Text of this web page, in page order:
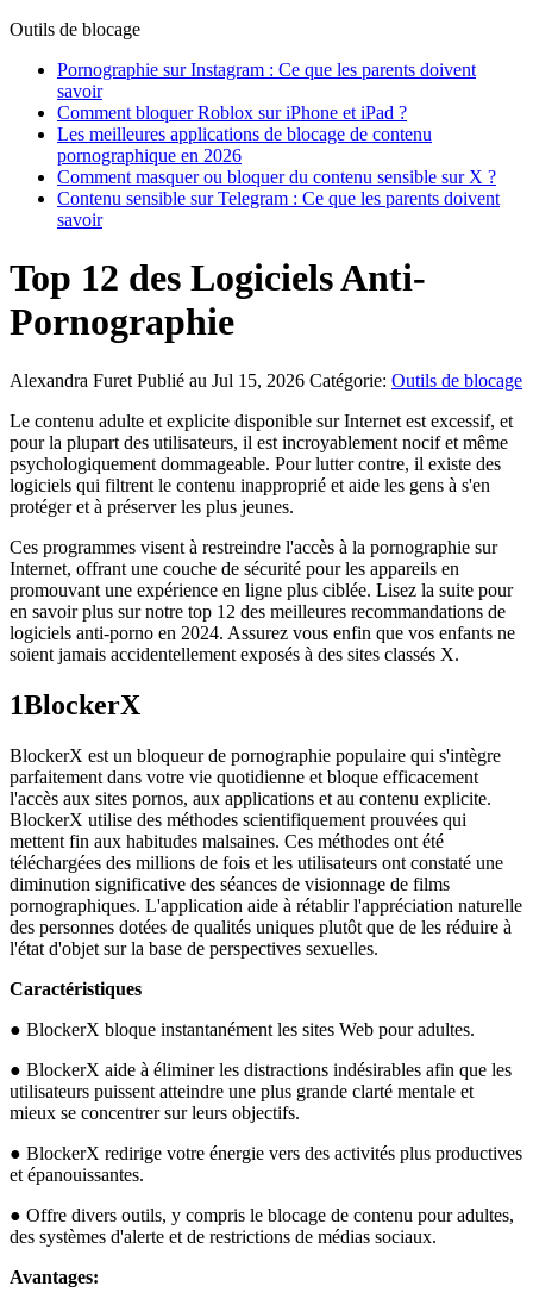
Outils de blocage
Pornographie sur Instagram : Ce que les parents doivent
savoir
Comment bloquer Roblox sur iPhone et iPad ?
Les meilleures applications de blocage de contenu
pornographique en 2026
Comment masquer ou bloquer du contenu sensible sur X ?
Contenu sensible sur Telegram : Ce que les parents doivent
savoir
Top 12 des Logiciels Anti-
Pornographie
Alexandra Furet Publié au Jul 15, 2026 Catégorie: Outils de blocage
Le contenu adulte et explicite disponible sur Internet est excessif, et
pour la plupart des utilisateurs, il est incroyablement nocif et même
psychologiquement dommageable. Pour lutter contre, il existe des
logiciels qui filtrent le contenu inapproprié et aide les gens à s'en
protéger et à préserver les plus jeunes.
Ces programmes visent à restreindre l'accès à la pornographie sur
Internet, offrant une couche de sécurité pour les appareils en
promouvant une expérience en ligne plus ciblée. Lisez la suite pour
en savoir plus sur notre top 12 des meilleures recommandations de
logiciels anti-porno en 2024. Assurez vous enfin que vos enfants ne
soient jamais accidentellement exposés à des sites classés X.
1BlockerX
BlockerX est un bloqueur de pornographie populaire qui s'intègre
parfaitement dans votre vie quotidienne et bloque efficacement
l'accès aux sites pornos, aux applications et au contenu explicite.
BlockerX utilise des méthodes scientifiquement prouvées qui
mettent fin aux habitudes malsaines. Ces méthodes ont été
téléchargées des millions de fois et les utilisateurs ont constaté une
diminution significative des séances de visionnage de films
pornographiques. L'application aide à rétablir l'appréciation naturelle
des personnes dotées de qualités uniques plutôt que de les réduire à
l'état d'objet sur la base de perspectives sexuelles.
Caractéristiques
● BlockerX bloque instantanément les sites Web pour adultes.
● BlockerX aide à éliminer les distractions indésirables afin que les
utilisateurs puissent atteindre une plus grande clarté mentale et
mieux se concentrer sur leurs objectifs.
● BlockerX redirige votre énergie vers des activités plus productives
et épanouissantes.
● Offre divers outils, y compris le blocage de contenu pour adultes,
des systèmes d'alerte et de restrictions de médias sociaux.
Avantages: